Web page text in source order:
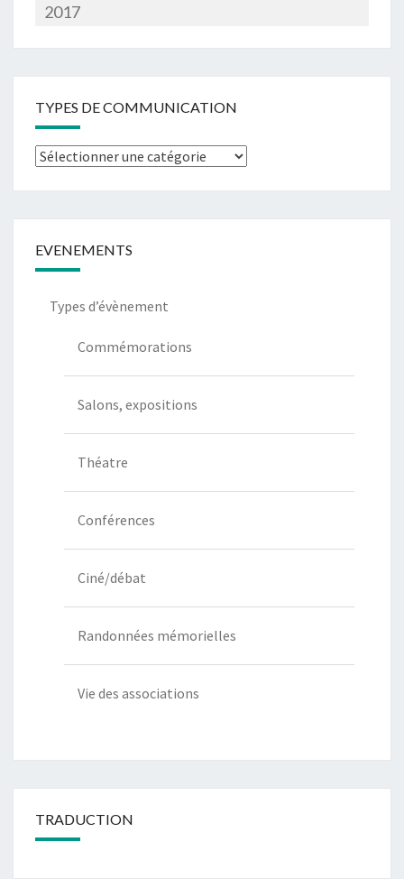
2017
TYPES DE COMMUNICATION
EVENEMENTS
Types d’évènement
Commémorations
Salons, expositions
Théatre
Conférences
Ciné/débat
Randonnées mémorielles
Vie des associations
TRADUCTION